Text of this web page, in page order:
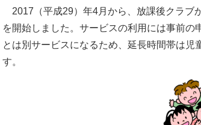
2017（平成29）年4月から、放課後クラブ
を開始しました。サービスの利用には事前
とは別サービスになるため、延長時間帯は児
す。